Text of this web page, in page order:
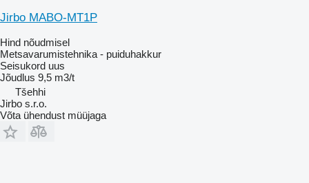
Jirbo MABO-MT1P
Hind nõudmisel
Metsavarumistehnika - puiduhakkur
Seisukord uus
Jõudlus 9,5 m3/t
Tšehhi
Jirbo s.r.o.
Võta ühendust müüjaga